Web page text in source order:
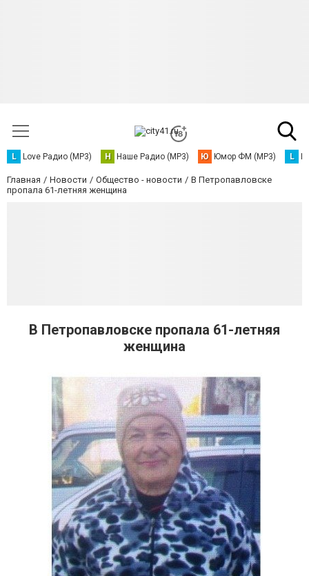
L Love Радио (MP3) Н Наше Радио (MP3) Ю Юмор ФМ (MP3) L
Главная Новости Общество - новости
В Петропавловске
пропала 61-летняя женщина
В Петропавловске пропала 61-летняя
женщина